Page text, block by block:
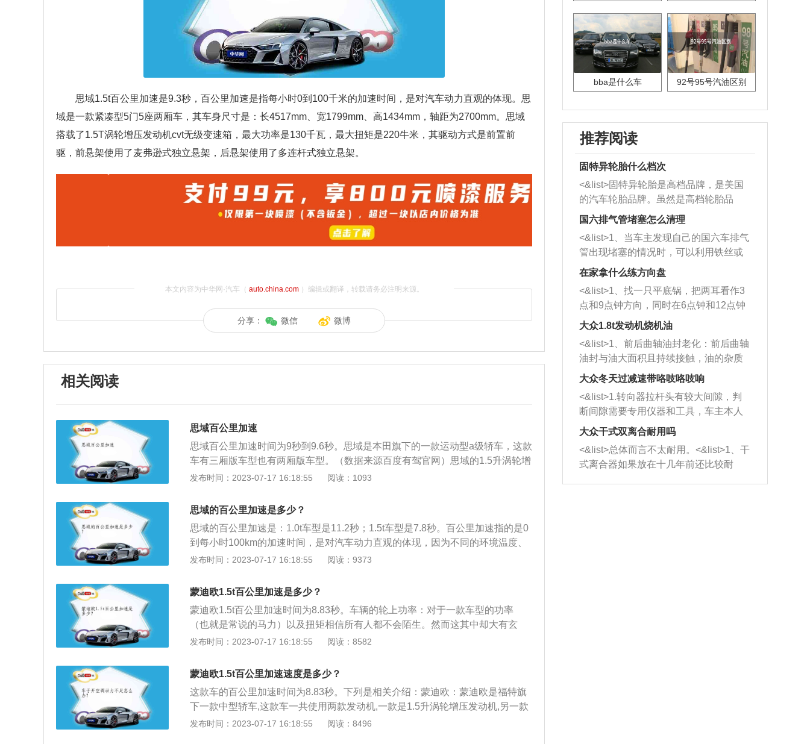
思域1.5t百公里加速是9.3秒，百公里加速是指每小时0到100千米的加速时间，是对汽车动力直观的体现。思
域是一款紧凑型5门5座两厢车，其车身尺寸是：长4517mm、宽1799mm、高1434mm，轴距为2700mm。思域
搭载了1.5T涡轮增压发动机cvt无级变速箱，最大功率是130千瓦，最大扭矩是220牛米，其驱动方式是前置前
驱，前悬架使用了麦弗逊式独立悬架，后悬架使用了多连杆式独立悬架。
本文内容为中华网·汽车（ auto.china.com）编辑或翻译，转载请务必注明来源。
分享： 微信 微博
相关阅读
思域百公里加速
思域百公里加速时间为9秒到9.6秒。思域是本田旗下的一款运动型a级轿车，这款
车有三厢版车型也有两厢版车型。（数据来源百度有驾官网）思域的1.5升涡轮增
压四缸发动机最大功率为130千瓦，最大扭矩为226牛米，这款发动机的最大功率
动机搭载了缸内直喷技术，并且使用了铝合金缸盖缸体。与这款发动机匹配的是
6速手动变速箱或ort变速箱。1.0升涡轮增压三缸发动机拥有92千瓦的最大功率和
173牛米的最大扭矩，这款发动机的最大功率转速为5500转每分钟，最大扭矩转
速为2000到4500转每分钟。这款发动机搭载了缸内直喷技术，并且使用了铝合金
缸盖缸体。与这款发动机匹配的是cvt变速箱。CIVIC是Honda的传奇车型，诞生
和信赖。从诞生起，CIVIC就代表着Honda不断挑战，不断突破的精神，是Hond
a最核心的灵魂车型。
发布时间：2023-07-17 16:18:55 阅读：1093
思域的百公里加速是多少？
思域的百公里加速是：1.0t车型是11.2秒；1.5t车型是7.8秒。百公里加速指的是0
到每小时100km的加速时间，是对汽车动力直观的体现，因为不同的环境温度、
路面状况以及车辆损耗状况甚至油箱剩余燃油的多少都会对测试成绩带来影响，
其长宽高分别是4658毫米、1800毫米、1416毫米，轴距是2700毫米。该车使用
了1.0升涡轮增压三缸发动机和1.5升涡轮增压四缸发动机，搭载缸内直喷技术，
并且使用铝合金缸盖缸体。
发布时间：2023-07-17 16:18:55 阅读：9373
蒙迪欧1.5t百公里加速是多少？
蒙迪欧1.5t百公里加速时间为8.83秒。车辆的轮上功率：对于一款车型的功率
（也就是常说的马力）以及扭矩相信所有人都不会陌生。然而这其中却大有玄
机。厂家或者车型参数上常见的功率扭矩参数实际上指的是发动机在理想工况下
势。依旧是简单的物理学，车辆在向前加速时作用在车辆重心上的惯性力会产生
转动力矩将重量移动至车辆后部，也就是此时后轮会产生更多的抓地力。
发布时间：2023-07-17 16:18:55 阅读：8582
蒙迪欧1.5t百公里加速速度是多少？
这款车的百公里加速时间为8.83秒。下列是相关介绍：蒙迪欧：蒙迪欧是福特旗
下一款中型轿车,这款车一共使用两款发动机,一款是1.5升涡轮增压发动机,另一款
是2.0升涡轮增压发动机。蒙迪欧的长宽高分别是4873毫米,1852毫米,1470毫米,
发布时间：2023-07-17 16:18:55 阅读：8496
bba是什么车 92号95号汽油区别
推荐阅读
固特异轮胎什么档次
<&list>固特异轮胎是高档品牌，是美国
的汽车轮胎品牌。虽然是高档轮胎品
牌，但是中高低端的轮胎都有生产，这
也是为了更好的开拓市场。
国六排气管堵塞怎么清理
<&list>1、当车主发现自己的国六车排气
管出现堵塞的情况时，可以利用铁丝或
者是细棍，直接将杂物给取出来，如果
堵塞情况比较严重，也可以采取应急措
施。 <&list>2、直接利用木棍将所有的
杂物推到排气管里面的位置处，然后将
三元催化器拆解开，就可以将堵塞的东
西取出来。但如果是因为积碳过多引起
的堵塞，就需要将三元催化器泡在草酸
洗剂对堵塞的情况得到解决，将清洗剂
放在燃油箱中，与燃油混合后，车辆启
动时，就可以和汽油一起进入到燃烧
室，最后形成废气排出，就可以让三元
催化器得到清洗，排气管堵塞的情况就
能够得到解决。
在家拿什么练方向盘
<&list>1、找一只平底锅，把两耳看作3
点和9点钟方向，同时在6点钟和12点钟
方向做一个标记。 <&list>2、双手握住
一圈半的练习，往右同样也要打相同的
圈数。 <&list>3、最后强调要反复练
习，这样就可以形成肌肉记忆，在真实
驾驶车辆时，不需要记忆也能打好方
向。
大众1.8t发动机烧机油
<&list>1、前后曲轴油封老化：前后曲轴
油封与油大面积且持续接触，油的杂质
和发动机内持续温度变化使其密封效果
逐渐减弱，导致渗油或漏油。<&list>2、
活塞间隙过大：积碳会使活塞环与缸体
的间隙扩大，导致机油流入燃烧室中，
造成烧机油。<&list>3、机油粘度。使用
机油粘度过小的话，同样会有烧机油现
象，机油粘度过小具有很好的流动性，
大众冬天过减速带咯吱咯吱响
<&list>1.转向器拉杆头有较大间隙，判
断间隙需要专用仪器和工具，车主本人
无法制作，需要将车辆送到修理厂或4s
店；<&list>2.车辆半轴套管防尘罩破
裂，破裂后会出现漏油现象，使半轴磨
损严重，磨损的半轴容易损坏，产生异
响；<&list>3.稳定器的转向胶套和球头
大众干式双离合耐用吗
<&list>总体而言不太耐用。<&list>1、干
式离合器如果放在十几年前还比较耐